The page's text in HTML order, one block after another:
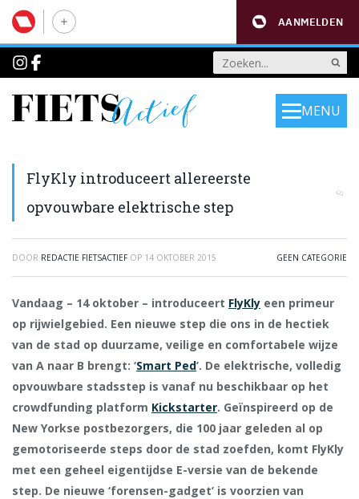
AANMELDEN
MENU
FlyKly introduceert allereerste
opvouwbare elektrische step
DOOR REDACTIE FIETSACTIEF OP 14 OKTOBER 2015 GEEN CATEGORIE
Vandaag – 14 oktober – introduceert FlyKly een primeur
op rijwielgebied. Een nieuwe step die ons in de hectiek
van de stad op duurzame, veilige en comfortabele wijze
van A naar B brengt: ‘Smart Ped’. De elektrische, volledig
opvouwbare stadsstep is vanaf nu beschikbaar op het
crowdfunding platform Kickstarter. Geïnspireerd op de
New Yorkse postbezorgers, die 100 jaar geleden al op
gemotoriseerde steps door de stad zoefden, komt FlyKly
met een geheel eigentijdse E-versie van de bekende
step. De nieuwe ‘forensen-gadget’ is voorzien van